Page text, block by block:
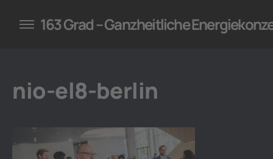
für Unternehmen
163 Grad – Ganzheitliche
nio-el8-berlin